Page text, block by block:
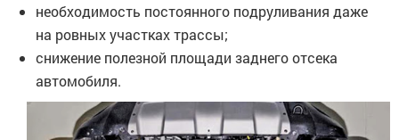
необходимость постоянного подруливания даже
на ровных участках трассы;
снижение полезной площади заднего отсека
автомобиля.